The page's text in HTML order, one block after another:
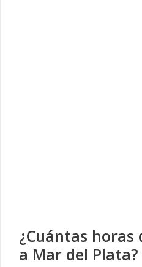
¿Cuántas horas
a Mar del Plata?